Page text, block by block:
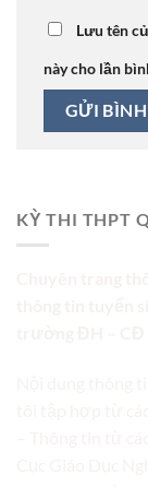
Lưu tên
này cho lần
KỲ THI THPT